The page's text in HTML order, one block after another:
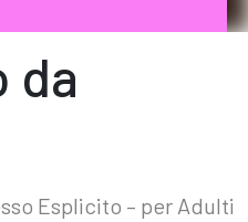
da
Esplicito – per Adulti